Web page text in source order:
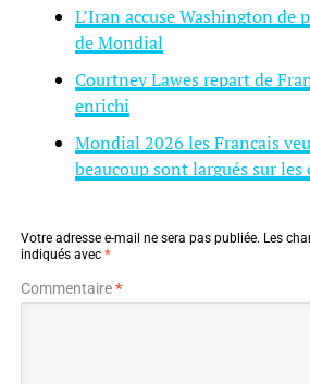
L’Iran accuse Washington de
de Mondial
Courtney Lawes repart de
enrichi
Mondial 2026 les Français
beaucoup sont largués sur les
Votre adresse e-mail ne sera pas publiée. Les
indiqués avec *
Commentaire*